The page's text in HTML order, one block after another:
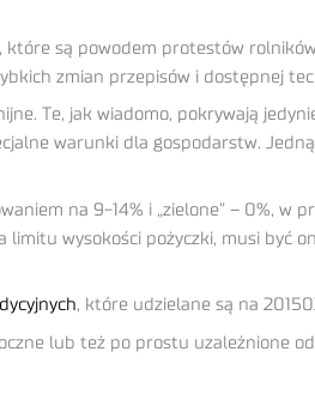
są powodem protestów
zmian przepisów i dostępnej
Te, jak wiadomo, pokrywają
warunki dla gospodarstw.
na 9-14% i „zielone” – 0%,
wysokości pożyczki, musi być
, które udzielane są na
lub też po prostu uzależnione